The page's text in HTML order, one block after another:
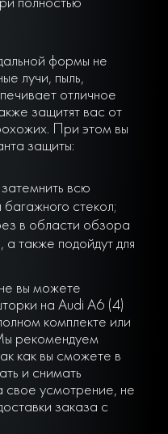
формы не
лучи, пыль,
отличное
защитят вас от
При этом вы
защиты:
всю
стекол;
в области обзора
также подойдут для
вы можете
на Audi A6 (4)
комплекте или
рекомендуем
как вы сможете в
и снимать
свое усмотрение, не
заказа с